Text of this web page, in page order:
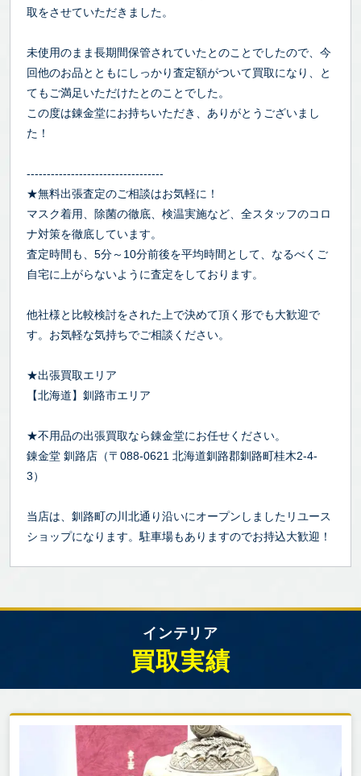
取をさせていただきました。
未使用のまま長期間保管されていたとのことでしたので、今
回他のお品とともにしっかり査定額がついて買取になり、と
てもご満足いただけたとのことでした。
この度は錬金堂にお持ちいただき、ありがとうございまし
た！
----------------------------------
★無料出張査定のご相談はお気軽に！
マスク着用、除菌の徹底、検温実施など、全スタッフのコロ
ナ対策を徹底しています。
査定時間も、5分～10分前後を平均時間として、なるべくご
自宅に上がらないように査定をしております。
他社様と比較検討をされた上で決めて頂く形でも大歓迎で
す。お気軽な気持ちでご相談ください。
★出張買取エリア
【北海道】釧路市エリア
★不用品の出張買取なら錬金堂にお任せください。
錬金堂 釧路店（〒088-0621 北海道釧路郡釧路町桂木2-4-
3）
当店は、釧路町の川北通り沿いにオープンしましたリユース
ショップになります。駐車場もありますのでお持込大歓迎！
インテリア
買取実績